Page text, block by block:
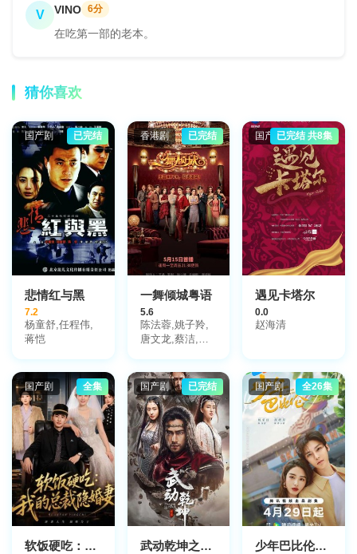
V VINO 6分
在吃第一部的老本。
猜你喜欢
国产剧 已完结
悲情红与黑
7.2
杨童舒,任程伟,
蒋恺
香港剧 已完结
一舞倾城粤语
5.6
陈法蓉,姚子羚,
唐文龙,蔡洁,陈
国产剧已完结 共8集
遇见卡塔尔
0.0
赵海清
国产剧 全集
软饭硬吃：我的总裁隐婚妻
国产剧 已完结
武动乾坤之冰心在玉壶
国产剧 全26集
少年巴比伦2024